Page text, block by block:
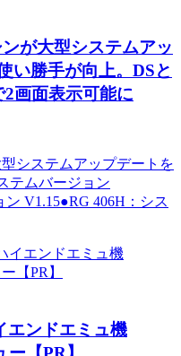
が大型システムアッ
勝手が向上。DSと
画面表示可能に
システムアップデートを
テムバージョン
V1.15●RG 406H：シス
エンドエミュ機